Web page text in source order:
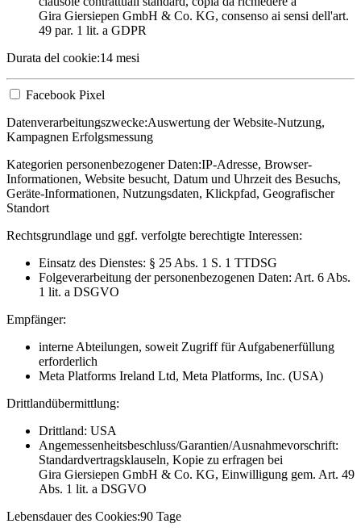
Gira Giersiepen GmbH & Co. KG, consenso ai sensi dell'art.
49 par. 1 lit. a GDPR
Durata del cookie:14 mesi
Facebook Pixel
Datenverarbeitungszwecke:Auswertung der Website-Nutzung,
Kampagnen Erfolgsmessung
Kategorien personenbezogener Daten:IP-Adresse, Browser-
Informationen, Website besucht, Datum und Uhrzeit des Besuchs,
Geräte-Informationen, Nutzungsdaten, Klickpfad, Geografischer
Standort
Rechtsgrundlage und ggf. verfolgte berechtigte Interessen:
Einsatz des Dienstes: § 25 Abs. 1 S. 1 TTDSG
Folgeverarbeitung der personenbezogenen Daten: Art. 6 Abs.
1 lit. a DSGVO
Empfänger:
interne Abteilungen, soweit Zugriff für Aufgabenerfüllung
erforderlich
Meta Platforms Ireland Ltd, Meta Platforms, Inc. (USA)
Drittlandübermittlung:
Drittland: USA
Angemessenheitsbeschluss/Garantien/Ausnahmevorschrift:
Standardvertragsklauseln, Kopie zu erfragen bei
Gira Giersiepen GmbH & Co. KG, Einwilligung gem. Art. 49
Abs. 1 lit. a DSGVO
Lebensdauer des Cookies:90 Tage